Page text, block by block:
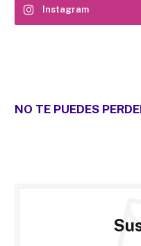
Instagram
NO TE PUEDES